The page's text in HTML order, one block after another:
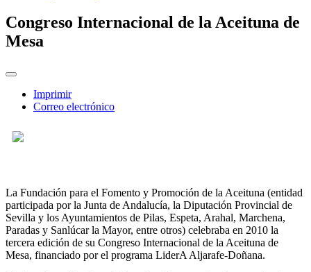
Congreso Internacional de la Aceituna de
Mesa
Imprimir
Correo electrónico
La Fundación para el Fomento y Promoción de la Aceituna (entidad
participada por la Junta de Andalucía, la Diputación Provincial de
Sevilla y los Ayuntamientos de Pilas, Espeta, Arahal, Marchena,
Paradas y Sanlúcar la Mayor, entre otros) celebraba en 2010 la
tercera edición de su Congreso Internacional de la Aceituna de
Mesa, financiado por el programa LiderA Aljarafe-Doñana.